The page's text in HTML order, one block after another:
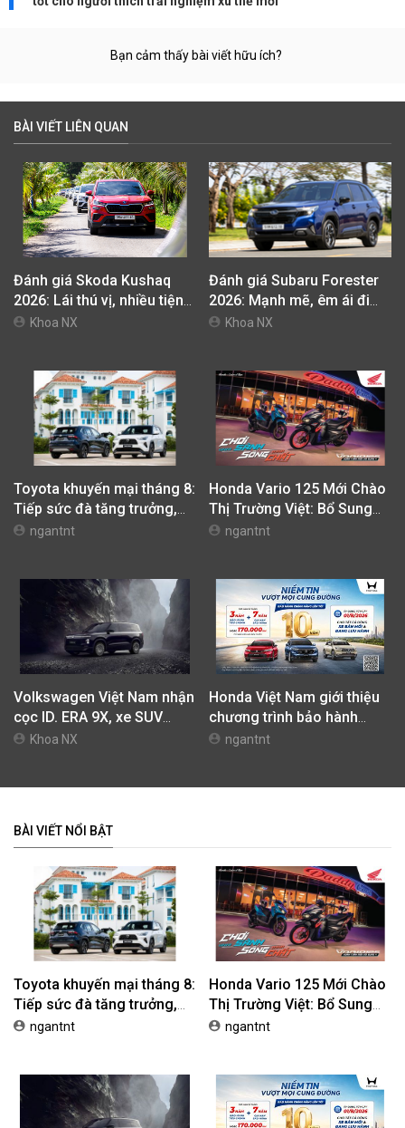
Đánh giá xe VinFast VF e34 2023: Mẫu xe điện giá
tốt cho người thích trải nghiệm xu thế mới
Bạn cảm thấy bài viết hữu ích?